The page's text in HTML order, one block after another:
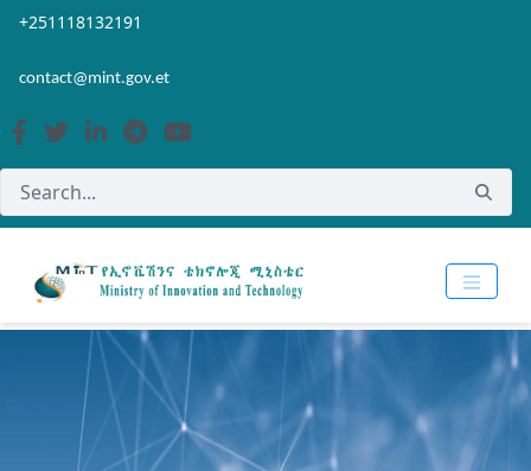
Skip to Main Content
Open Accessibility Menu
+251118132191
contact@mint.gov.et